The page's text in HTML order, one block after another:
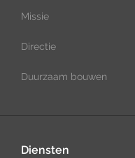
Missie
Directie
Duurzaam bouwen
Diensten